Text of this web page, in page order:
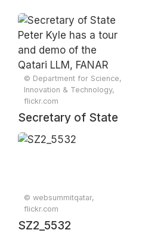
© Department for Science,
Innovation & Technology,
flickr.com
Secretary of State
Peter Kyle has a
QCRI labs.
© websummitqatar,
flickr.com
SZ2_5532